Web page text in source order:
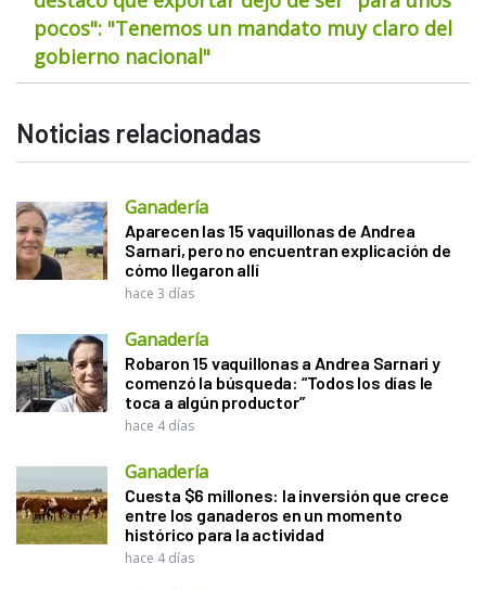
pocos": "Tenemos un mandato muy claro del
gobierno nacional"
Noticias relacionadas
Ganadería
Aparecen las 15 vaquillonas de Andrea
Sarnari, pero no encuentran explicación de
cómo llegaron allí
hace 3 días
Ganadería
Robaron 15 vaquillonas a Andrea Sarnari y
comenzó la búsqueda: “Todos los días le
toca a algún productor”
hace 4 días
Ganadería
Cuesta $6 millones: la inversión que crece
entre los ganaderos en un momento
histórico para la actividad
hace 4 días